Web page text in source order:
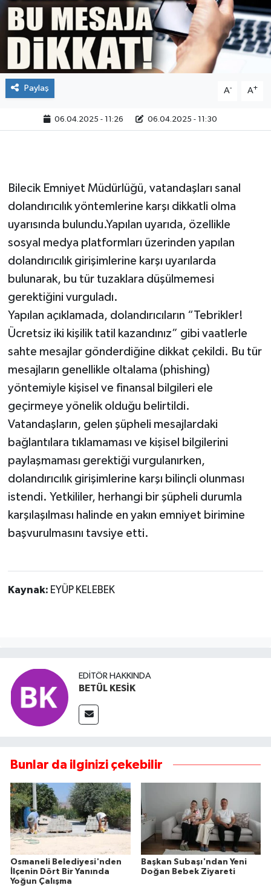
Paylaş A- A+
06.04.2025 - 11:26 06.04.2025 - 11:30
Bilecik Emniyet Müdürlüğü, vatandaşları sanal
dolandırıcılık yöntemlerine karşı dikkatli olma
uyarısında bulundu.Yapılan uyarıda, özellikle
sosyal medya platformları üzerinden yapılan
dolandırıcılık girişimlerine karşı uyarılarda
bulunarak, bu tür tuzaklara düşülmemesi
gerektiğini vurguladı.
Yapılan açıklamada, dolandırıcıların “Tebrikler!
Ücretsiz iki kişilik tatil kazandınız” gibi vaatlerle
sahte mesajlar gönderdiğine dikkat çekildi. Bu tür
mesajların genellikle oltalama (phishing)
yöntemiyle kişisel ve finansal bilgileri ele
geçirmeye yönelik olduğu belirtildi.
Vatandaşların, gelen şüpheli mesajlardaki
bağlantılara tıklamaması ve kişisel bilgilerini
paylaşmaması gerektiği vurgulanırken,
dolandırıcılık girişimlerine karşı bilinçli olunması
istendi. Yetkililer, herhangi bir şüpheli durumla
karşılaşılması halinde en yakın emniyet birimine
başvurulmasını tavsiye etti.
Kaynak: EYÜP KELEBEK
EDITÖR HAKKINDA
BETÜL KESİK
Bunlar da ilginizi çekebilir
Osmaneli Belediyesi'nden
İlçenin Dört Bir Yanında
Yoğun Çalışma
Başkan Subaşı'ndan Yeni
Doğan Bebek Ziyareti